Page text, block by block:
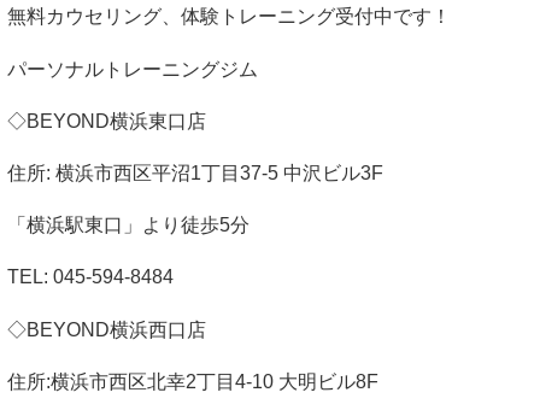
無料カウセリング、体験トレーニング受付中です！
パーソナルトレーニングジム
◇BEYOND横浜東口店
住所: 横浜市西区平沼1丁目 37-5 中沢ビル3F
「横浜駅東口」より徒歩5分
TEL: 045-594-8484
◇BEYOND横浜西口店
住所:横浜市西区北幸2丁目 4-10 大明ビル8F